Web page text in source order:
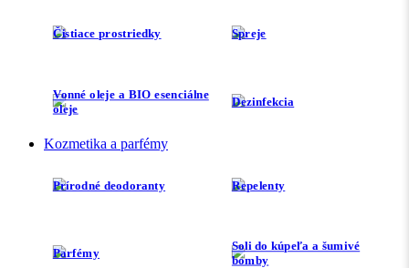
Čistiace prostriedky Spreje
Vonné oleje a BIO esenciálne
oleje
Dezinfekcia
Kozmetika a parfémy
Prírodné deodoranty Repelenty
Parfémy
Soli do kúpeľa a šumivé
bomby